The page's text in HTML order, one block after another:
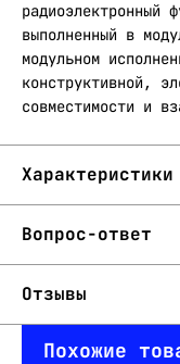
радиоэлектронный
выполненный в
модульном
конструктивной,
совместимости и
Характеристики
Вопрос-ответ
Отзывы
Похожие